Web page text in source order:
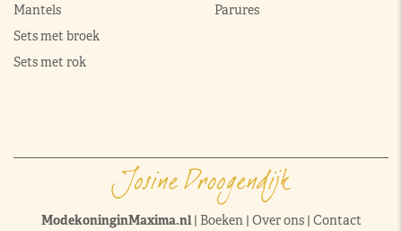
Mantels
Sets met broek
Sets met rok
Parures
ModekoninginMaxima.nl| Boeken| Over ons| Contact